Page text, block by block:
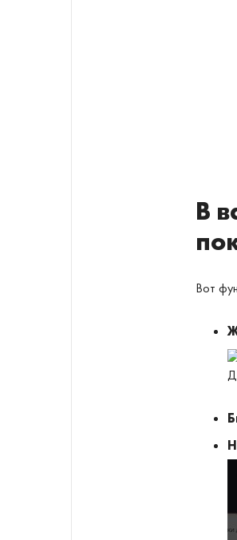
В
Вот